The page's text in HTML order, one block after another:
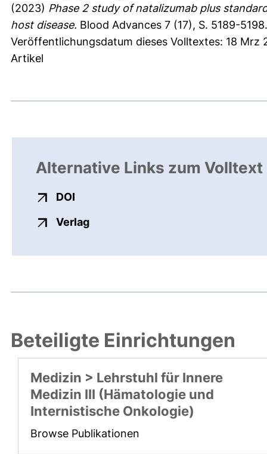
(2023) Phase 2 study of natalizumab plus
host disease. Blood Advances 7 (17), S. 5189-5198.
Veröffentlichungsdatum dieses Volltextes: 18 Mrz
Artikel
Alternative Links zum Volltext
DOI
Verlagexterner Link, öffnet neues
Beteiligte Einrichtungen
Medizin > Lehrstuhl für Innere
Medizin III (Hämatologie und
Internistische Onkologie)
Browse Publikationen